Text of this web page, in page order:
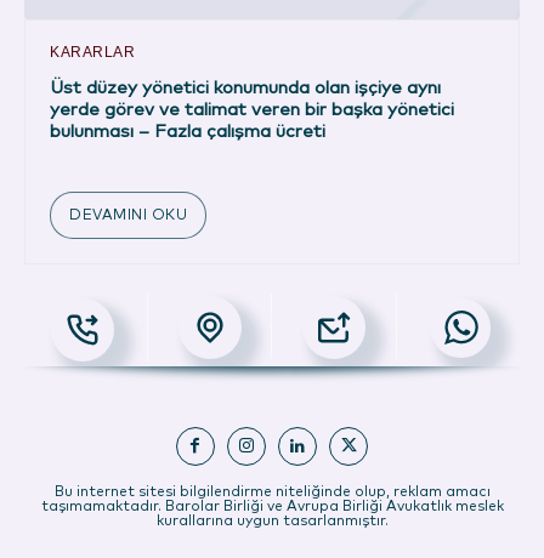
KARARLAR
Üst düzey yönetici konumunda olan işçiye aynı
yerde görev ve talimat veren bir başka yönetici
bulunması – Fazla çalışma ücreti
DEVAMINI OKU
Bu internet sitesi bilgilendirme niteliğinde olup, reklam amacı
taşımamaktadır. Barolar Birliği ve Avrupa Birliği Avukatlık meslek
kurallarına uygun tasarlanmıştır.